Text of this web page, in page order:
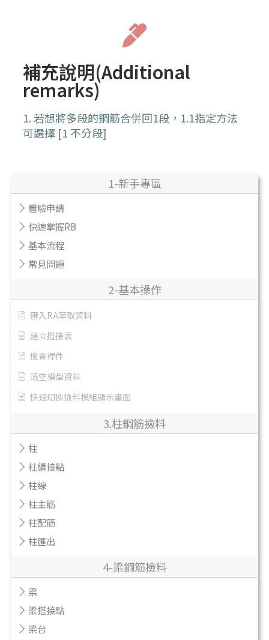
1-新手專區
體驗申請
快速掌握RB
基本流程
常見問題
2-基本操作
匯入RA萃取資料
建立搭接表
檢查桿件
清空模型資料
快速切換撿料模組顯示畫面
3.柱鋼筋撿料
柱
柱續接點
柱線
柱主筋
柱配筋
柱匯出
4-梁鋼筋撿料
梁
梁搭接點
梁台
補充說明(Additional
remarks)
1. 若想將多段的鋼筋合併回1段，1.1指定方法
可選擇 [1 不分段]